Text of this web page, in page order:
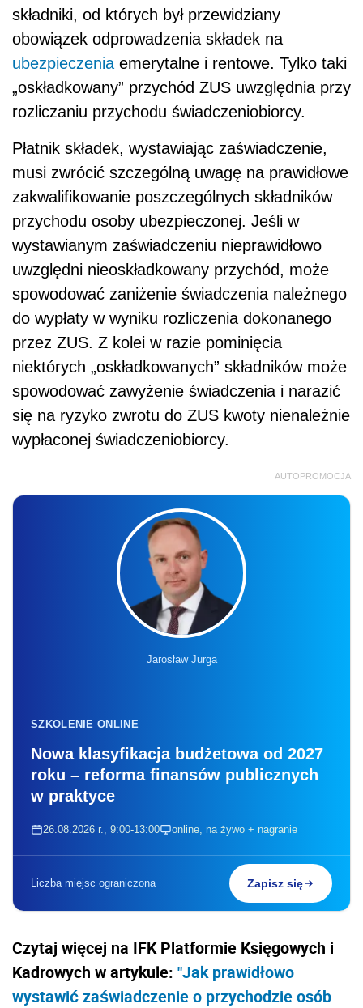
składniki, od których był przewidziany
obowiązek odprowadzenia składek na
ubezpieczenia emerytalne i rentowe. Tylko taki
„oskładkowany” przychód ZUS uwzględnia przy
rozliczaniu przychodu świadczeniobiorcy.
Płatnik składek, wystawiając zaświadczenie,
musi zwrócić szczególną uwagę na prawidłowe
zakwalifikowanie poszczególnych składników
przychodu osoby ubezpieczonej. Jeśli w
wystawianym zaświadczeniu nieprawidłowo
uwzględni nieoskładkowany przychód, może
spowodować zaniżenie świadczenia należnego
do wypłaty w wyniku rozliczenia dokonanego
przez ZUS. Z kolei w razie pominięcia
niektórych „oskładkowanych” składników może
spowodować zawyżenie świadczenia i narazić
się na ryzyko zwrotu do ZUS kwoty nienależnie
wypłaconej świadczeniobiorcy.
AUTOPROMOCJA
Jarosław Jurga
SZKOLENIE ONLINE
Nowa klasyfikacja budżetowa od 2027
roku – reforma finansów publicznych
w praktyce
26.08.2026 r., 9:00-13:00 online, na żywo + nagranie
Liczba miejsc ograniczona Zapisz się
Czytaj więcej na IFK Platformie Księgowych i
Kadrowych w artykule: "Jak prawidłowo
wystawić zaświadczenie o przychodzie osób